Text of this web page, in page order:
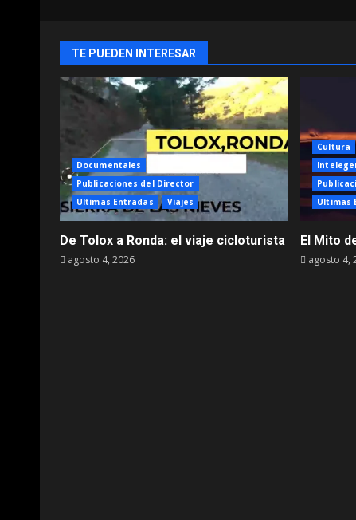
TE PUEDEN INTERESAR
Documentales
Publicaciones del Director
Ultimas Entradas
Viajes
De Tolox a Ronda: el viaje cicloturista
agosto 4, 2026
Cultura
Ultimas
El Mito
agosto 4,